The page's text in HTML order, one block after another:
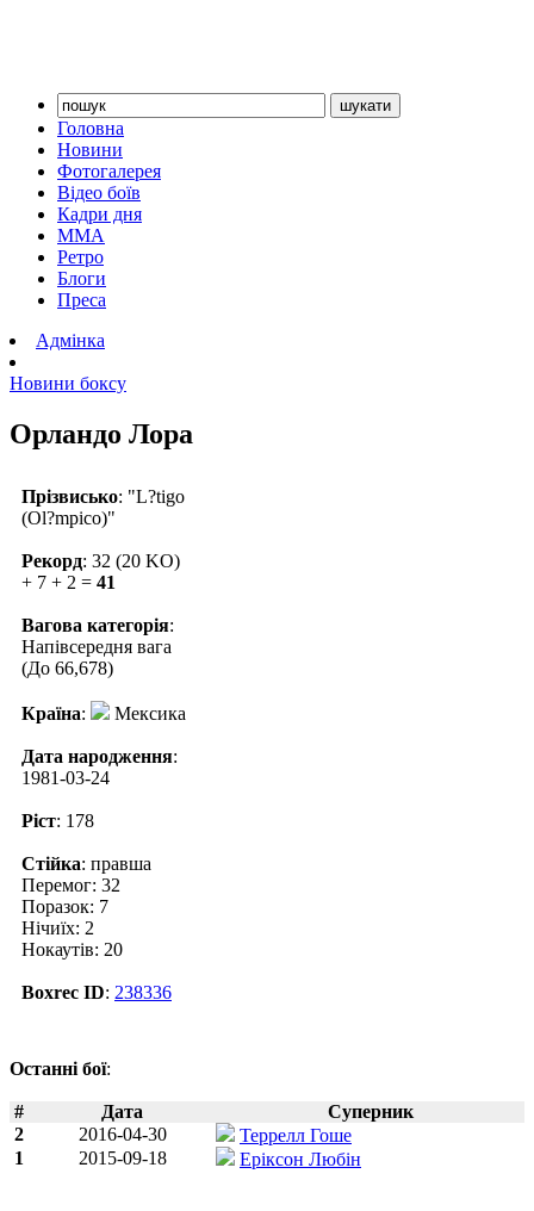
Головна
Новини
Фотогалерея
Відео боїв
Кадри дня
ММА
Ретро
Блоги
Преса
Адмінка
Новини боксу
Орландо Лора
Прізвисько: "L?tigo
(Ol?mpico)"
Рекорд: 32 (20 KO)
+ 7 + 2 = 41
Вагова категорія:
Напівсередня вага
(До 66,678)
Країна: Мексика
Дата народження:
1981-03-24
Ріст: 178
Стійка: правша
Перемог: 32
Поразок: 7
Нічиїх: 2
Нокаутів: 20
Boxrec ID: 238336
Останні бої:
# Дата
Суперник
2
2016-04-30
Террелл Гоше
1
2015-09-18 Еріксон Любін